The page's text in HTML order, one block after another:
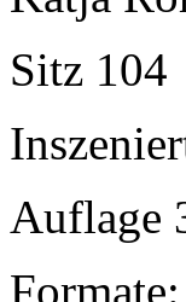
Sitz 104
Auflage